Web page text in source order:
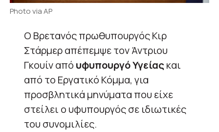
Photo via AP
Ο Βρετανός πρωθυπουργός Κιρ
Στάρμερ απέπεμψε τον Άντριου
Γκουίν από υφυπουργό Υγείαςκαι
από το Εργατικό Κόμμα, για
προσβλητικά μηνύματα που είχε
στείλει ο υφυπουργός σε ιδιωτικές
του συνομιλίες.